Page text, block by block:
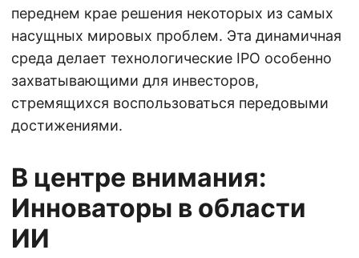
переднем крае решения некоторых из самых
насущных мировых проблем. Эта динамичная
среда делает технологические IPO особенно
захватывающими для инвесторов,
стремящихся воспользоваться передовыми
достижениями.
В центре внимания:
Инноваторы в области
ИИ